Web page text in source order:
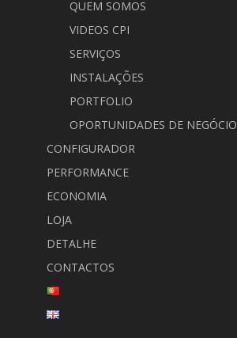
QUEM SOMOS
VIDEOS CPI
SERVIÇOS
INSTALAÇÕES
PORTFOLIO
OPORTUNIDADES DE NEGÓCIO
CONFIGURADOR
PERFORMANCE
ECONOMIA
LOJA
DETALHE
CONTACTOS